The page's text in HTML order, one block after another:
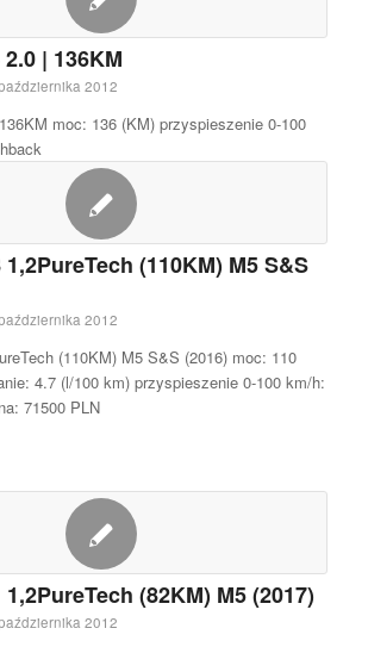
| 136KM
2012
moc: 136 (KM) przyspieszenie 0-100
(110KM) M5 S&S
2012
(110KM) M5 S&S (2016) moc: 110
4.7 (l/100 km) przyspieszenie 0-100 km/h:
71500 PLN
(82KM) M5 (2017)
2012